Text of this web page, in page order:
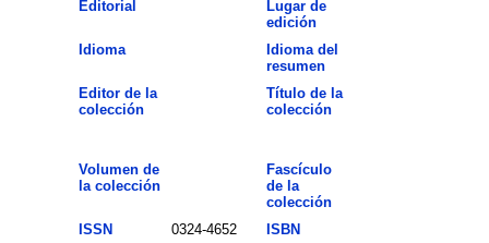
Editorial
Lugar de
edición
Idioma
Idioma del
resumen
Editor de la
colección
Título de la
colección
Volumen de
la colección
Fascículo
de la
colección
ISSN
0324-4652
ISBN